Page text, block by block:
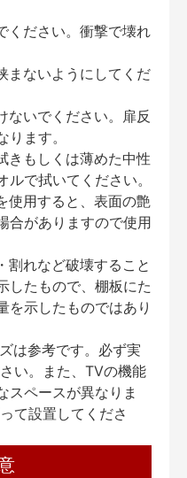
ください。衝撃で壊れ
まないようにしてくだ
いでください。扉反
ます。
きもしくは薄めた中性
で拭いてください。
使用すると、表面の艶
合がありますので使用
れなど破壊すること
したもので、棚板にた
を示したものではあり
は参考です。必ず実
い。また、TVの機能
スペースが異なりま
て設置してくださ